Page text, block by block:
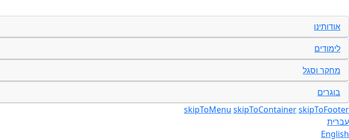
אודותינו
לימודים
מחקר וסגל
בוגרים
skipToMenu skipToContainerskipToFooter
עברית
English